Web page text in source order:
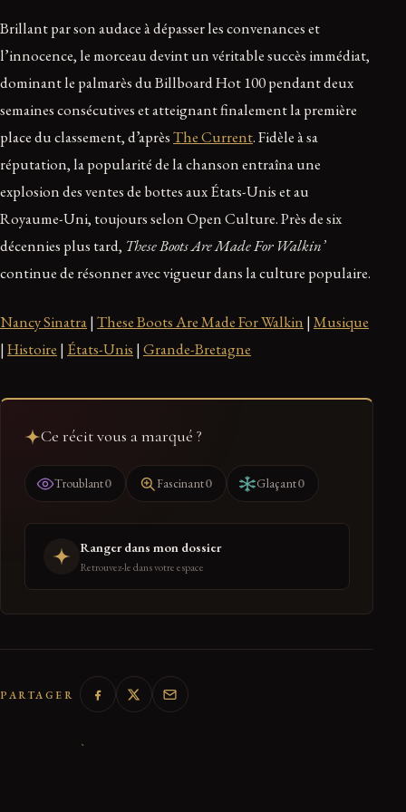
Brillant par son audace à dépasser les convenances et
l’innocence, le morceau devint un véritable succès immédiat,
dominant le palmarès du Billboard Hot 100 pendant deux
semaines consécutives et atteignant finalement la première
place du classement, d’aprèsThe Current. Fidèle à sa
réputation, la popularité de la chanson entraîna une
explosion des ventes de bottes aux États-Unis et au
Royaume-Uni, toujours selon Open Culture. Près de six
décennies plus tard, These Boots Are Made For Walkin’
continue de résonner avec vigueur dans la culture populaire.
Nancy Sinatra| These Boots Are Made For Walkin | Musique
| Histoire | États-Unis | Grande-Bretagne
Ce récit vous a marqué ?
Troublant0 Fascinant0 Glaçant0
Ranger dans mon dossier
Retrouvez-le dans votre espace
PARTAGER
← RETOUR À DIVERTISSEMENT